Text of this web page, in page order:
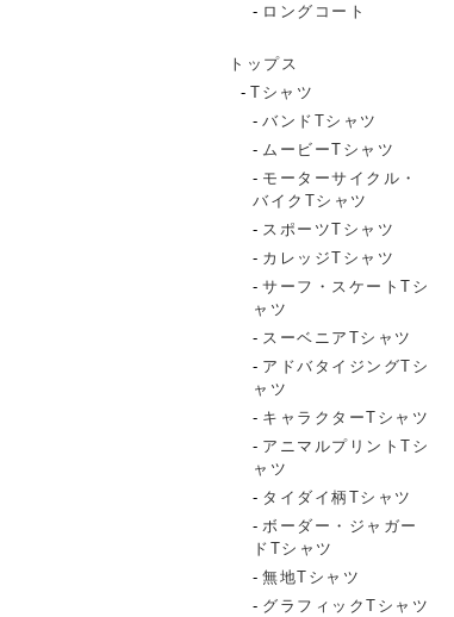
ロングコート
トップス
Tシャツ
バンドTシャツ
ムービーTシャツ
モーターサイクル・
バイクTシャツ
スポーツTシャツ
カレッジTシャツ
サーフ・スケートTシ
ャツ
スーベニアTシャツ
アドバタイジングTシ
ャツ
キャラクターTシャツ
アニマルプリントTシ
ャツ
タイダイ柄Tシャツ
ボーダー・ジャガー
ドTシャツ
無地Tシャツ
グラフィックTシャツ